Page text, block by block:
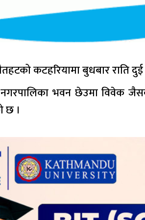
कटहरियामा बुधबार राति
भवन छेउमा विवेक
छ ।